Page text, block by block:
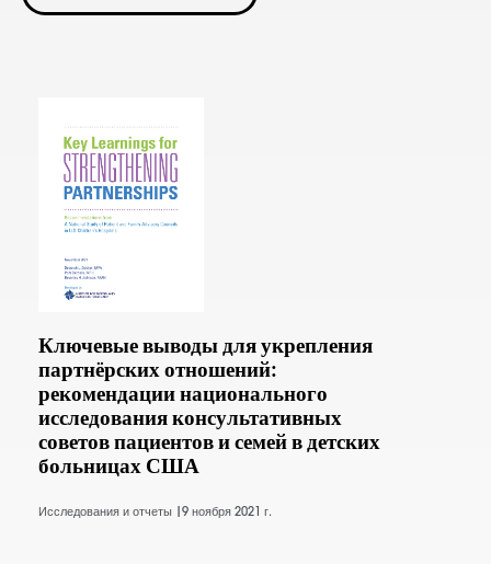
Ключевые выводы для укрепления
партнёрских отношений:
рекомендации национального
исследования консультативных
советов пациентов и семей в детских
больницах США
Исследования и отчеты | 9 ноября 2021 г.